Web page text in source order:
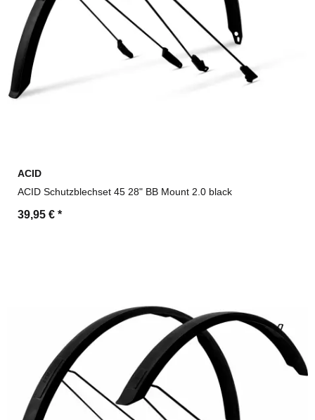
ACID
ACID Schutzblechset 45 28" BB Mount 2.0 black
39,95 € *